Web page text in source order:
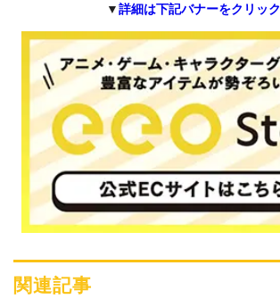
▼詳細は下記バナーをクリック
関連記事